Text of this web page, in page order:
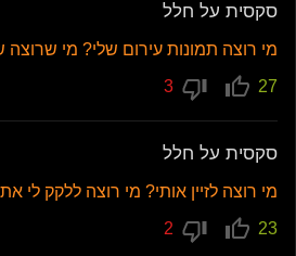
סקסית על חלל
מי רוצה תמונות עירום שלי? מי שרוצה
27
סקסית על חלל
מי רוצה לזיין אותי? מי רוצה ללקק לי
23